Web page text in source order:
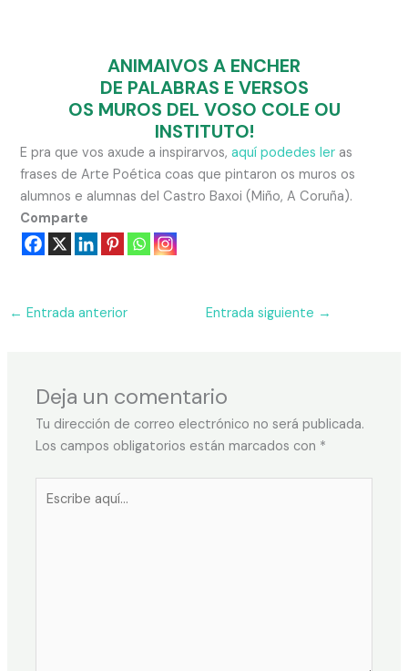
ANIMAIVOS A ENCHER
DE PALABRAS E VERSOS
OS MUROS DEL VOSO COLE OU
INSTITUTO!
E pra que vos axude a inspirarvos,aquí podedes ler as
frases de Arte Poética coas que pintaron os muros os
alumnos e alumnas del Castro Baxoi (Miño, A Coruña).
Comparte
← Entrada anterior Entrada siguiente →
Deja un comentario
Tu dirección de correo electrónico no será publicada.
Los campos obligatorios están marcados con *